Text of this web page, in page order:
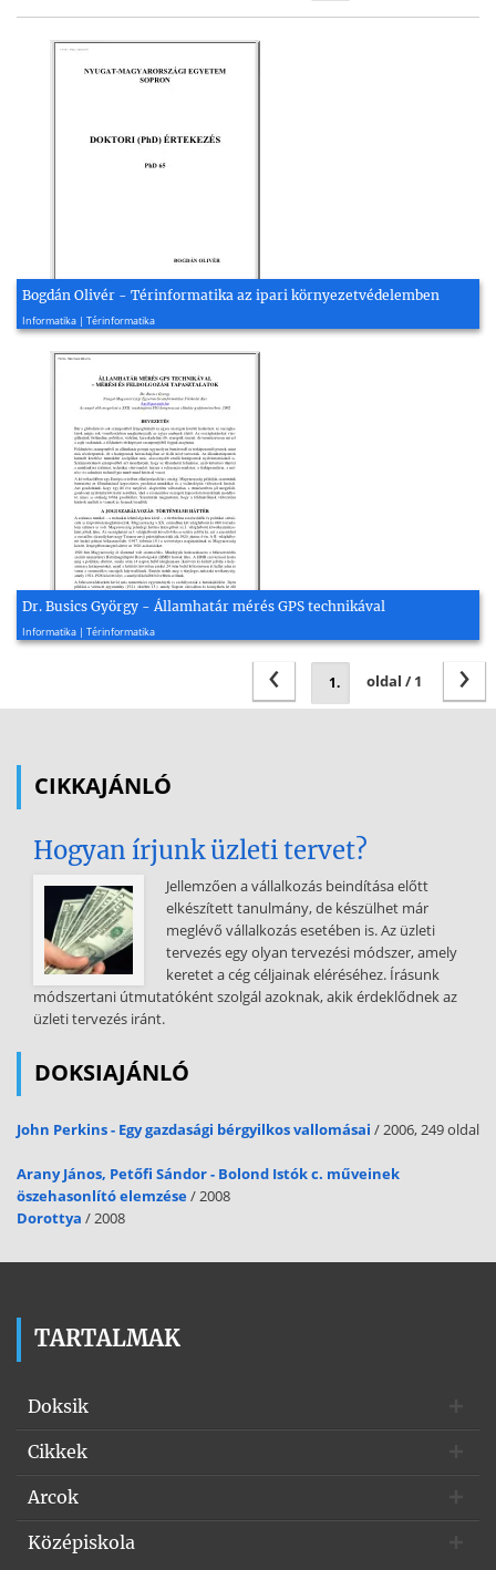
Bogdán Olivér - Térinformatika az ipari környezetvédelemben
Informatika | Térinformatika
2005, 154 oldal
Dr. Busics György - Államhatár mérés GPS technikával
Informatika | Térinformatika
2002, 9 oldal
›
oldal / 1
‹
CIKKAJÁNLÓ
Hogyan írjunk üzleti tervet?
Jellemzően a vállalkozás beindítása előtt
elkészített tanulmány, de készülhet már
meglévő vállalkozás esetében is. Az üzleti
tervezés egy olyan tervezési módszer, amely
keretet a cég céljainak eléréséhez. Írásunk
módszertani útmutatóként szolgál azoknak, akik érdeklődnek az
üzleti tervezés iránt.
DOKSIAJÁNLÓ
John Perkins - Egy gazdasági bérgyilkos vallomásai / 2006, 249 oldal
Arany János, Petőfi Sándor - Bolond Istók c. műveinek
öszehasonlító elemzése/ 2008
Dorottya / 2008
TARTALMAK
Doksik
Cikkek
Arcok
Középiskola